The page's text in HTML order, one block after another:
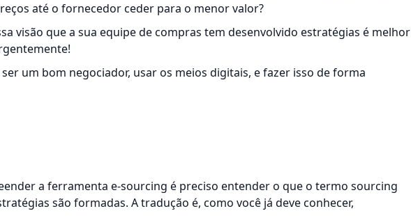
até o fornecedor ceder para o menor valor?
visão que a sua equipe de compras tem desenvolvido estratégias é melhor
um bom negociador, usar os meios digitais, e fazer isso de forma
a ferramenta e-sourcing é preciso entender o que o termo sourcing
são formadas. A tradução é, como você já deve conhecer,